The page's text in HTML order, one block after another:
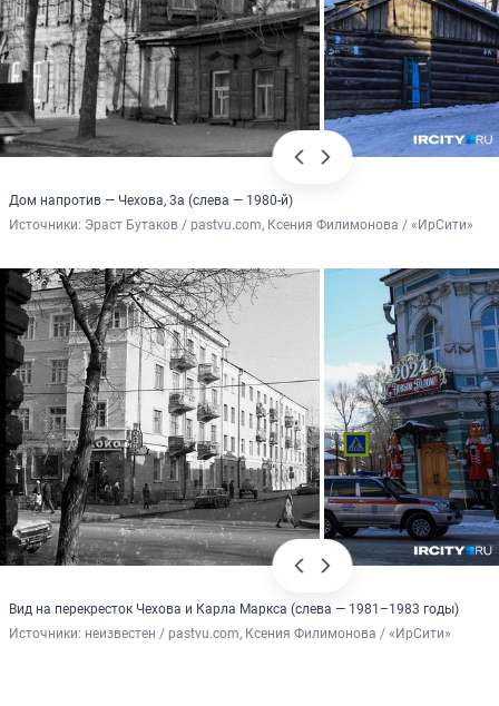
Дом напротив — Чехова, 3а (слева — 1980-й)
Источники: Эраст Бутаков / pastvu.com, Ксения Филимонова / «ИрСити»
Вид на перекресток Чехова и Карла Маркса (слева — 1981–1983 годы)
Источники: неизвестен / pastvu.com, Ксения Филимонова / «ИрСити»